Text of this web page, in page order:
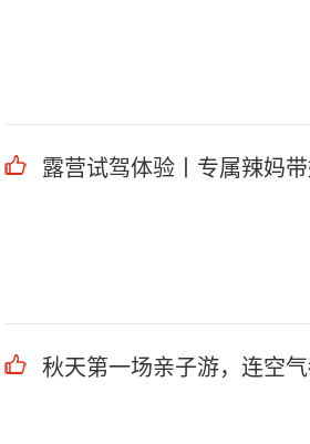
露营试驾体验丨专属辣妈
秋天第一场亲子游，连空气